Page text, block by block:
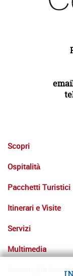
Scopri
Ospitalità
Pacchetti Turistici
Itinerari e Visite
Servizi
Multimedia
Iscriviti alla